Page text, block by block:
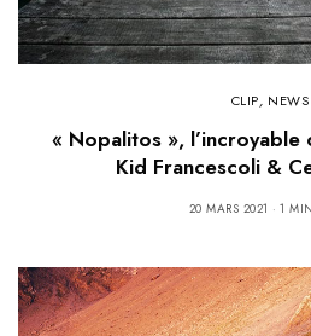
CLIP, NEWS
« Nopalitos »,
Kid Francescoli &
20 MARS 2021 1